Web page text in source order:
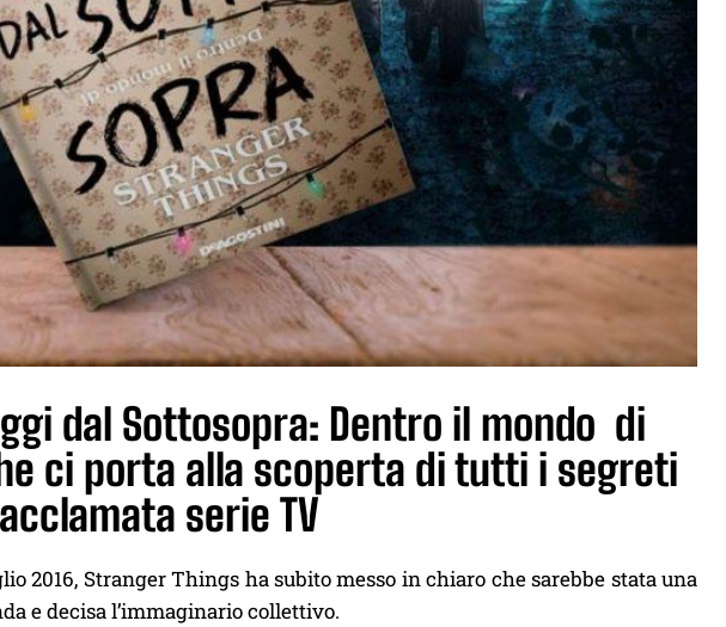
dal Sottosopra: Dentro il mondo di
ci porta alla scoperta di tutti i segreti
serie TV
2016, Stranger Things ha subito messo in chiaro che sarebbe stata una
e decisa l’immaginario collettivo.